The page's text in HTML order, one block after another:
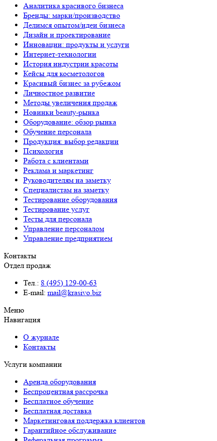
Аналитика красивого бизнеса
Бренды: марки/производство
Делимся опытом/идеи бизнеса
Дизайн и проектирование
Инновации: продукты и услуги
Интернет-технологии
История индустрии красоты
Кейсы для косметологов
Красивый бизнес за рубежом
Личностное развитие
Методы увеличения продаж
Новинки beauty-рынка
Оборудование: обзор рынка
Обучение персонала
Продукция: выбор редакции
Психология
Работа с клиентами
Реклама и маркетинг
Руководителям на заметку
Специалистам на заметку
Тестирование оборудования
Тестирование услуг
Тесты для персонала
Управление персоналом
Управление предприятием
Контакты
Отдел продаж
Тел.: 8 (495) 129-00-63
E-mail: mail@krasivo.biz
Меню
Навигация
О журнале
Контакты
Услуги компании
Аренда оборудования
Беспроцентная рассрочка
Бесплатное обучение
Бесплатная доставка
Маркетинговая поддержка клиентов
Гарантийное обслуживание